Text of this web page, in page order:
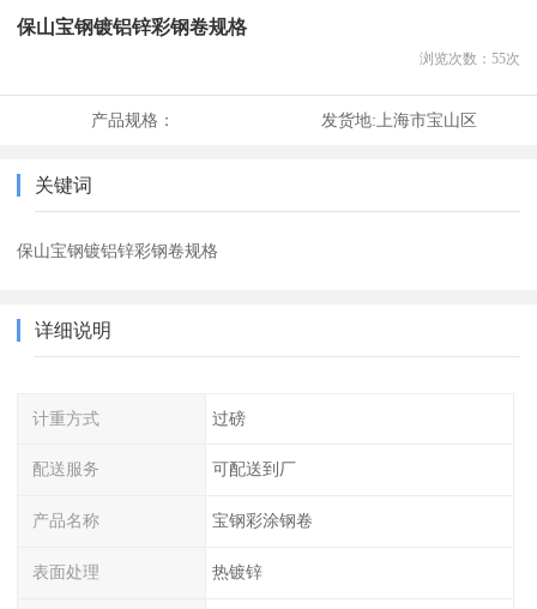
保山宝钢镀铝锌彩钢卷规格
浏览次数： 55次
产品规格： 发货地:上海市宝山区
关键词
保山宝钢镀铝锌彩钢卷规格
详细说明
计重方式 过磅
配送服务 可配送到厂
产品名称 宝钢彩涂钢卷
表面处理 热镀锌